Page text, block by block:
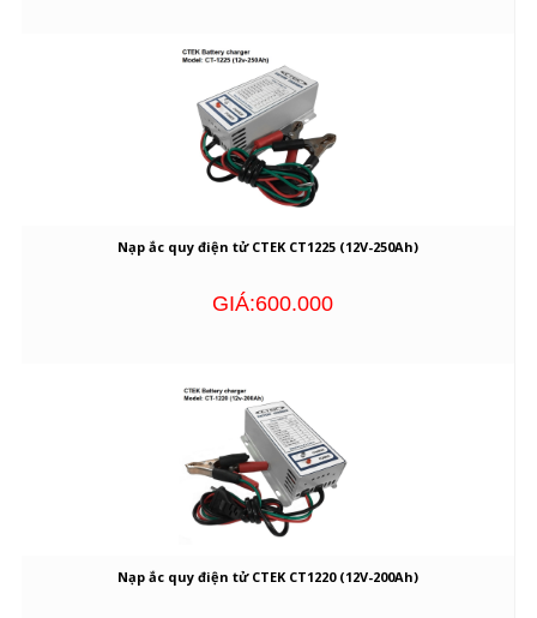
Nạp ắc quy điện tử CTEK CT1225 (12V-250Ah)
GIÁ:600.000
Nạp ắc quy điện tử CTEK CT1220 (12V-200Ah)